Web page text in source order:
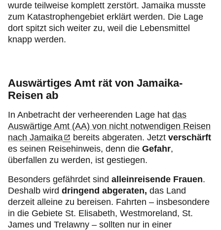
wurde teilweise komplett zerstört. Jamaika musste
zum Katastrophengebiet erklärt werden. Die Lage
dort spitzt sich weiter zu, weil die Lebensmittel
knapp werden.
Auswärtiges Amt rät von Jamaika-
Reisen ab
In Anbetracht der verheerenden Lage hat das
Auswärtige Amt (AA) von nicht notwendigen Reisen
nach Jamaika
bereits abgeraten. Jetzt verschärft
es seinen Reisehinweis, denn die Gefahr,
überfallen zu werden, ist gestiegen.
Besonders gefährdet sind alleinreisende Frauen.
Deshalb wird dringend abgeraten, das Land
derzeit alleine zu bereisen. Fahrten – insbesondere
in die Gebiete St. Elisabeth, Westmoreland, St.
James und Trelawny – sollten nur in einer